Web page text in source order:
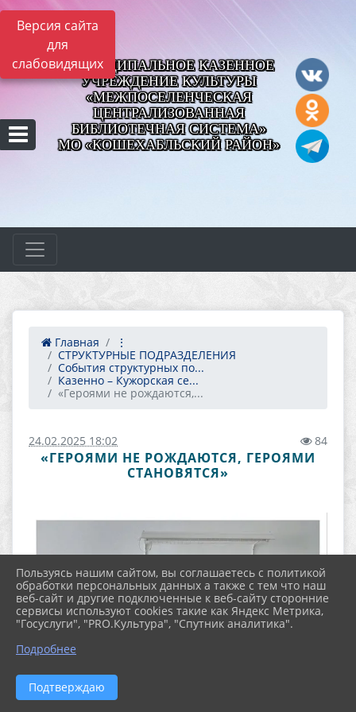
Версия сайта
для
слабовидящихМУНИЦИПАЛЬНОЕ КАЗЕННОЕ
УЧРЕЖДЕНИЕ КУЛЬТУРЫ
«МЕЖПОСЕЛЕНЧЕСКАЯ
ЦЕНТРАЛИЗОВАННАЯ
БИБЛИОТЕЧНАЯ СИСТЕМА»
МО «КОШЕХАБЛЬСКИЙ РАЙОН»
Главная
⋮
СТРУКТУРНЫЕ ПОДРАЗДЕЛЕНИЯ
События структурных по...
Казенно – Кужорская се...
«Героями не рождаются,...
24.02.2025 18:02 84
«ГЕРОЯМИ НЕ РОЖДАЮТСЯ, ГЕРОЯМИ
СТАНОВЯТСЯ»
Пользуясь нашим сайтом, вы соглашаетесь с политикой
обработки персональных данных а также с тем что наш
веб-сайт и другие подключенные к веб-сайту сторонние
сервисы используют cookies такие как Яндекс Метрика,
"Госуслуги", "PRO.Культура", "Спутник аналитика".
Подробнее
Подтверждаю